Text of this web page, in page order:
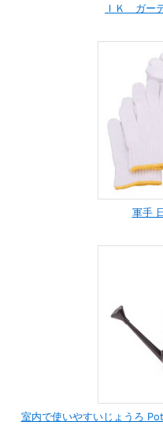
ＩＫ ガー
軍手
室内で使いやすいじょうろ